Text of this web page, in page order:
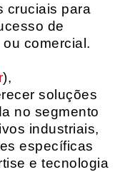
cruciais para
de
comercial.
),
soluções
no segmento
industriais,
específicas
e tecnologia